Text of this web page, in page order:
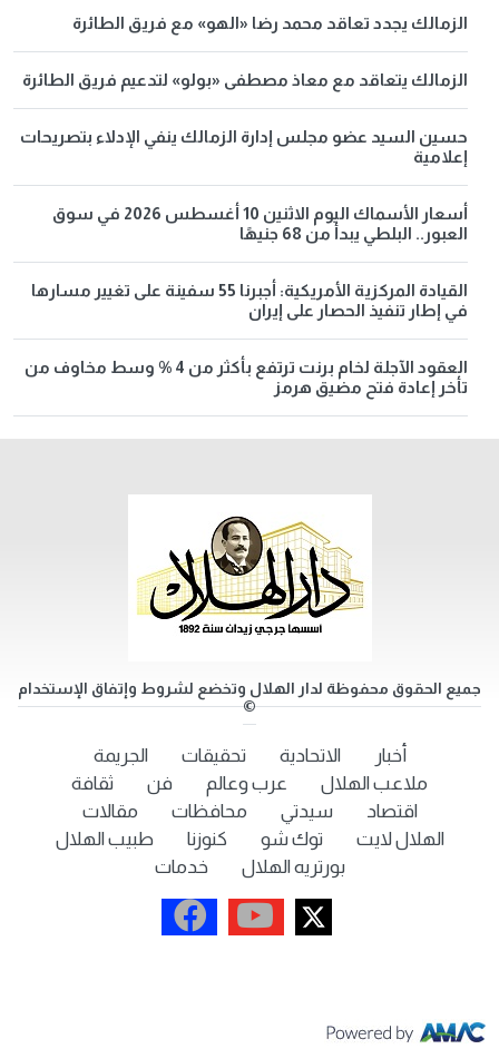
الزمالك يجدد تعاقد محمد رضا «الهو» مع فريق الطائرة
الزمالك يتعاقد مع معاذ مصطفى «بولو» لتدعيم فريق الطائرة
حسين السيد عضو مجلس إدارة الزمالك ينفي الإدلاء بتصريحات
إعلامية
أسعار الأسماك اليوم الاثنين 10 أغسطس 2026 في سوق
العبور.. البلطي يبدأ من 68 جنيهًا
القيادة المركزية الأمريكية: أجبرنا 55 سفينة على تغيير مسارها
في إطار تنفيذ الحصار على إيران
العقود الآجلة لخام برنت ترتفع بأكثر من 4 % وسط مخاوف من
تأخر إعادة فتح مضيق هرمز
جميع الحقوق محفوظة لدار الهلال وتخضع لشروط وإتفاق الإستخدام
©
أخبار الاتحادية تحقيقات
الجريمة
ملاعب الهلال
عرب وعالم فن
ثقافة
اقتصاد
سيدتي محافظات
مقالات
الهلال لايت
توك شو كنوزنا
طبيب الهلال
بورتريه الهلال
خدمات